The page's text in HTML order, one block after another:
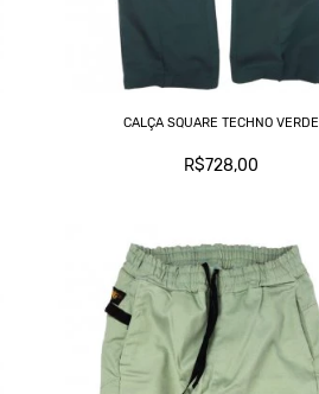
CALÇA SQUARE TECHNO VERDE
R$728,00